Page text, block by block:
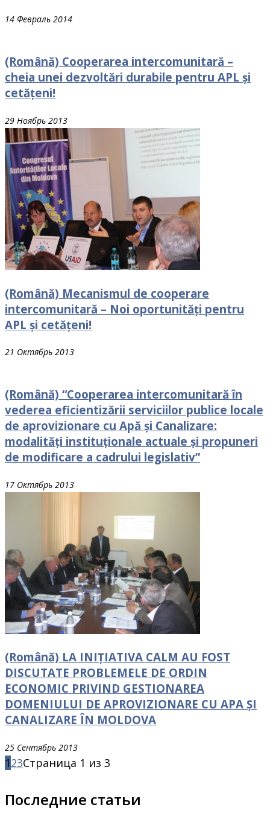
14 Февраль 2014
(Română) Cooperarea intercomunitară –
cheia unei dezvoltări durabile pentru APL și
cetățeni!
29 Ноябрь 2013
(Română) Mecanismul de cooperare
intercomunitară – Noi oportunități pentru
APL și cetățeni!
21 Октябрь 2013
(Română) “Cooperarea intercomunitară în
vederea eficientizării serviciilor publice locale
de aprovizionare cu Apă și Canalizare:
modalități instituționale actuale și propuneri
de modificare a cadrului legislativ”
17 Октябрь 2013
(Română) LA INIȚIATIVA CALM AU FOST
DISCUTATE PROBLEMELE DE ORDIN
ECONOMIC PRIVIND GESTIONAREA
DOMENIULUI DE APROVIZIONARE CU APA ȘI
CANALIZARE ÎN MOLDOVA
25 Сентябрь 2013
123Страница 1 из 3
Последние статьи